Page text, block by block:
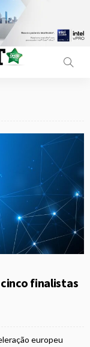
finalistas
europeu